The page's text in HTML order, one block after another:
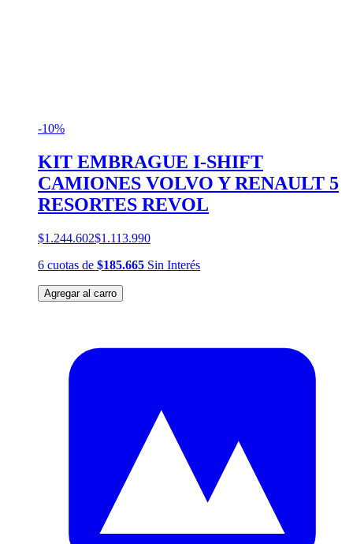
-10%
KIT EMBRAGUE I-SHIFT
CAMIONES VOLVO Y RENAULT 5
RESORTES REVOL
$1.244.602$1.113.990
6 cuotas de $185.665 Sin Interés
Agregar al carro